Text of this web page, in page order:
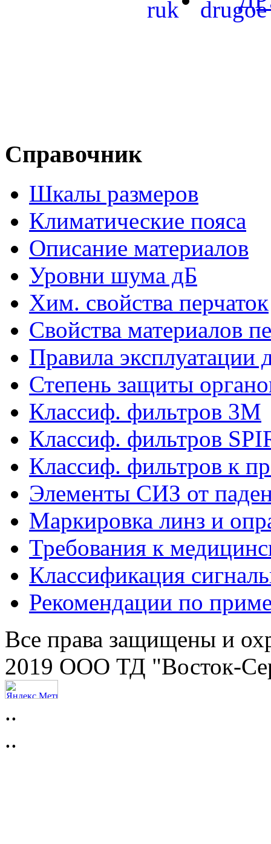
Справочник
Шкалы размеров
Климатические пояса
Описание материалов
Уровни шума дБ
Хим. свойства перчаток
Свойства материалов
Правила эксплуатации
Степень защиты
Классиф. фильтров 3М
Классиф. фильтров
Классиф. фильтров к
Элементы СИЗ от
Маркировка линз и
Требования к
Классификация
Рекомендации по
Все права защищены и
2019 ООО ТД "Восток-
..
..